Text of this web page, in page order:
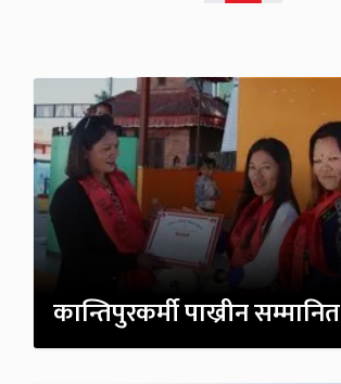
कान्तिपुरकर्मी पाख्रीन सम्मानित